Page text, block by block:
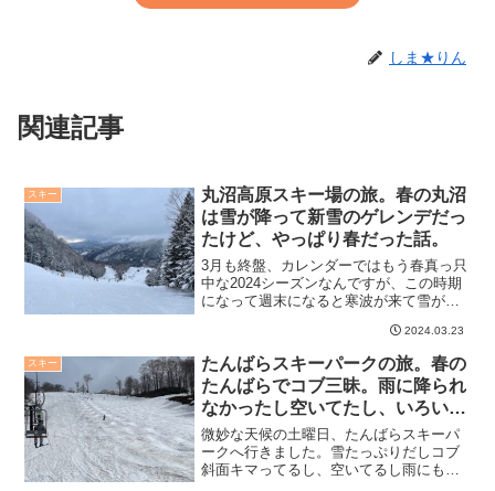
しま★りん
関連記事
スキー
丸沼高原スキー場の旅。春の丸沼
は雪が降って新雪のゲレンデだっ
たけど、やっぱり春だった話。
3月も終盤、カレンダーではもう春真っ只
中な2024シーズンなんですが、この時期
になって週末になると寒波が来て雪が降
沼高原は雪でした。ただ、やっぱり湿っ
た重めの雪で、春を感じました。この雪
もあまり長くは持た...
2024.03.23
スキー
たんばらスキーパークの旅。春の
たんばらでコブ三昧。雨に降られ
なかったし空いてたし、いろいろ
ついていた話。
微妙な天候の土曜日、たんばらスキーパ
ークへ行きました。雪たっぷりだしコブ
斜面キマってるし、空いてるし雨にも降